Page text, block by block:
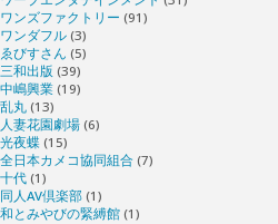
ワンズファクトリー (91)
ワンダフル (3)
ゑびすさん (5)
三和出版 (39)
中嶋興業 (19)
乱丸 (13)
人妻花園劇場 (6)
光夜蝶 (15)
全日本カメコ協同組合 (7)
十代 (1)
同人AV倶楽部 (1)
和とみやびの緊縛館 (1)